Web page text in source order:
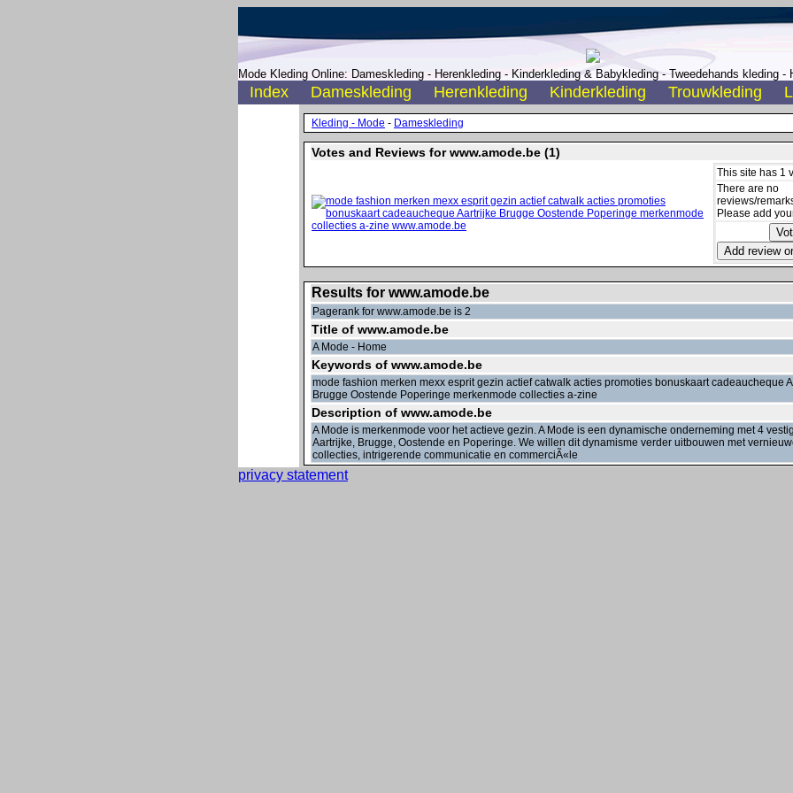
Mode Kleding Online: Dameskleding - Herenkleding - Kinderkleding & Babykleding - Tweedehands kleding -
Index Dameskleding Herenkleding Kinderkleding Trouwkleding
Kleding - Mode - Dameskleding
Votes and Reviews for www.amode.be (1)
This site has 1
There are no
reviews/
Please add
Results for www.amode.be
Pagerank for www.amode.be is 2
Title of www.amode.be
A Mode - Home
Keywords of www.amode.be
mode fashion merken mexx esprit gezin actief catwalk acties promoties bonuskaart cadeaucheque
Brugge Oostende Poperinge merkenmode collecties a-zine
Description of www.amode.be
A Mode is merkenmode voor het actieve gezin. A Mode is een dynamische onderneming met 4
Aartrijke, Brugge, Oostende en Poperinge. We willen dit dynamisme verder uitbouwen met
collecties, intrigerende communicatie en commerciÃ«le
privacy statement